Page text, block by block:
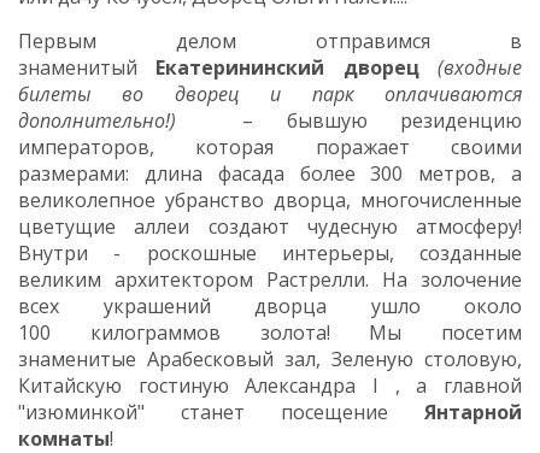
Первым делом отправимся в
знаменитый Екатерининский дворец(входные
билеты во дворец и парк оплачиваются
дополнительно!) – бывшую резиденцию
императоров, которая поражает своими
размерами: длина фасада более 300 метров, а
великолепное убранство дворца, многочисленные
цветущие аллеи создают чудесную атмосферу!
Внутри - роскошные интерьеры, созданные
великим архитектором Растрелли. На золочение
всех украшений дворца ушло около
100 килограммов золота! Мы посетим
знаменитые Арабесковый зал, Зеленую столовую,
Китайскую гостиную Александра I , а главной
"изюминкой" станет посещение Янтарной
комнаты!